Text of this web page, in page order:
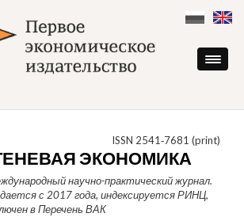
content
ISSN 2541‑7681 (print)
ЭКОНОМИКА
научно-практический журнал.
с 2017 года, индексируется РИНЦ,
в Перечень ВАК